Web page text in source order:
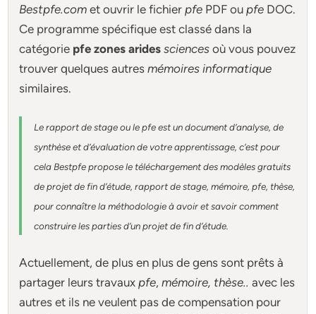
Bestpfe.com et ouvrir le fichierpfe PDF oupfe DOC.
Ce programme spécifique est classé dans la
catégorie pfe zones aridessciencesoù vous pouvez
trouver quelques autresmémoires informatique
similaires.
Le rapport de stage ou le pfe est un document d’analyse, de
synthèse et d’évaluation de votre apprentissage, c’est pour
cela Bestpfepropose le téléchargement des modèles gratuits
de projet de fin d’étude, rapport de stage, mémoire, pfe, thèse,
pour connaître la méthodologie à avoir et savoir comment
construire les parties d’un projet de fin d’étude
Actuellement, de plus en plus de gens sont prêts à
partager leurs travauxpfe,mémoire, thèse.. avec les
autres et ils ne veulent pas de compensation pour